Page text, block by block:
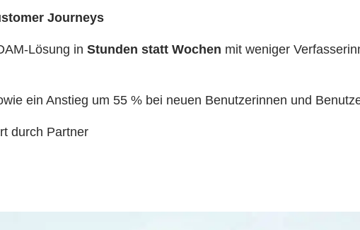
Journeys
Lösung in Stunden statt Wochen mit weniger
ein Anstieg um 55 % bei neuen Benutzerinnen und
durch Partner